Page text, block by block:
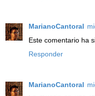
MarianoCantoral
Este comentario ha
Responder
MarianoCantoral